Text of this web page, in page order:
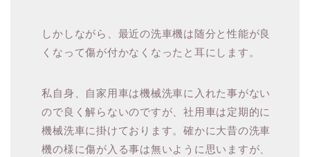
しかしながら、最近の洗車機は随分と性能が良
くなって傷が付かなくなったと耳にします。
私自身、自家用車は機械洗車に入れた事がない
ので良く解らないのですが、社用車は定期的に
機械洗車に掛けております。確かに大昔の洗車
機の様に傷が入る事は無いように思いますが、